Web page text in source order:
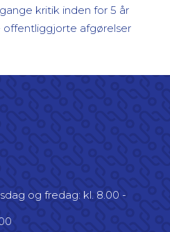
gange kritik inden for 5 år
offentliggjorte afgørelser
og fredag: kl. 8.00 -